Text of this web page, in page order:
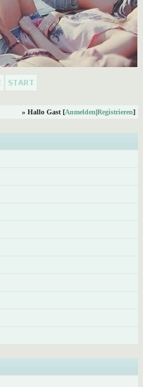
» Hallo Gast [Anmelden|Registrieren]